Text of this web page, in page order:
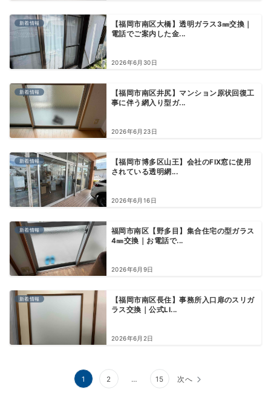
新着情報
【福岡市南区大橋】透明ガラス3㎜交換｜
電話でご案内した金...
2026年6月30日
新着情報
【福岡市南区井尻】マンション原状回復工
事に伴う網入り型ガ...
2026年6月23日
新着情報
【福岡市博多区山王】会社のFIX窓に使用
されている透明網...
2026年6月16日
新着情報
福岡市南区【野多目】集合住宅の型ガラス
4㎜交換｜お電話で...
2026年6月9日
新着情報
【福岡市南区長住】事務所入口扉のスリガ
ラス交換｜公式LI...
2026年6月2日
1 2 … 15 次へ